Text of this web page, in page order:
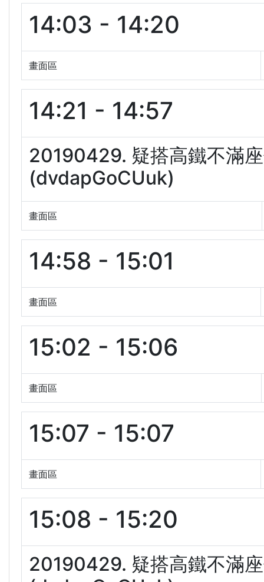
14:03 - 14:20
畫面區
14:21 - 14:57
20190429. 疑搭高鐵不滿
(dvdapGoCUuk)
畫面區
14:58 - 15:01
畫面區
15:02 - 15:06
畫面區
15:07 - 15:07
畫面區
15:08 - 15:20
20190429. 疑搭高鐵不滿